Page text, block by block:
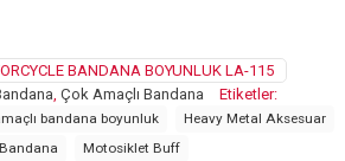
BANDANA BOYUNLUK LA-115
, Çok Amaçlı Bandana Etiketler:
bandana boyunluk
Heavy Metal Aksesuar
Motosiklet Buff